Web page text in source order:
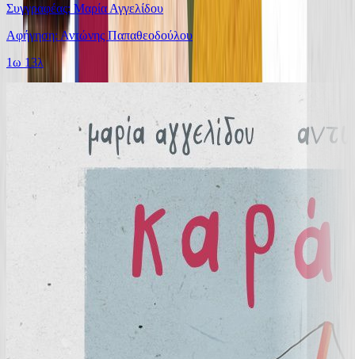
Συγγραφέας: Μαρία Αγγελίδου
Αφήγηση: Αντώνης Παπαθεοδούλου
1ω 13λ